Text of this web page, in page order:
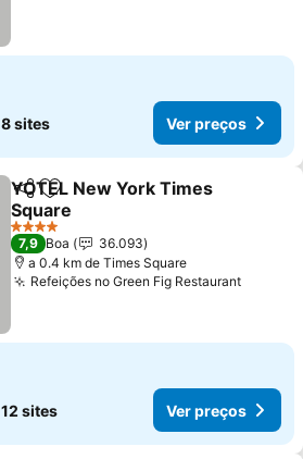
8 sites Ver preços
PartilharAdicionar aos favoritos
YOTEL New York Times
Square
Ver preços
4 Estrelas
7,9 Boa
36.093
a 0.4 km de Times Square
Refeições no Green Fig RestaurantVer
12 sites Ver preços